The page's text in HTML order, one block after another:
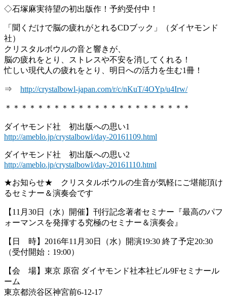
◇石塚麻実待望の初出版作！予約受付中！
「聞くだけで脳の疲れがとれるCDブック」（ダイヤモンド
社）
クリスタルボウルの音と響きが、
脳の疲れをとり、ストレスや不安を消してくれる！
忙しい現代人の疲れをとり、明日への活力を生む1冊！
⇒ http://crystalbowl-japan.com/r/c/nKuT/4OYp/u4Irw/
＊＊＊＊＊＊＊＊＊＊＊＊＊＊＊＊＊＊＊＊＊＊＊
ダイヤモンド社 初出版への思い1
http://ameblo.jp/crystalbowl/day-20161109.html
ダイヤモンド社 初出版への思い2
http://ameblo.jp/crystalbowl/day-20161110.html
★お知らせ★ クリスタルボウルの生音が気軽にご堪能頂け
るセミナー＆演奏会です
【11月30日（水）開催】刊行記念著者セミナー『最高のパフ
ォーマンスを発揮する究極のセミナー＆演奏会』
【日 時】2016年11月30日（水）開演19:30 終了予定20:30
（受付開始：19:00）
【会 場】東京 原宿 ダイヤモンド社本社ビル9Fセミナール
ーム
東京都渋谷区神宮前6-12-17